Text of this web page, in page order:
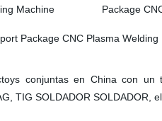
conjuntas en China con
TIG SOLDADOR